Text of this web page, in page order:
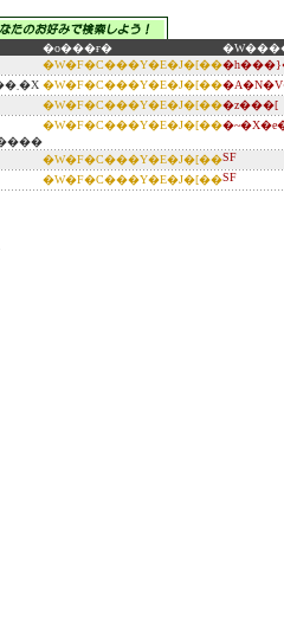
�o���ғ�
�W�F�C���Y�E�J�[��
�u���b�h��N���C�� ���ɐ��܂�X �W�F�C���Y�E�J�[��
�W�F�C���Y�E�J�[���z���[
�W�F�C���Y�E�J�[��
�W�F�C���Y�E�J�[��SF
�W�F�C���Y�E�J�[��SF